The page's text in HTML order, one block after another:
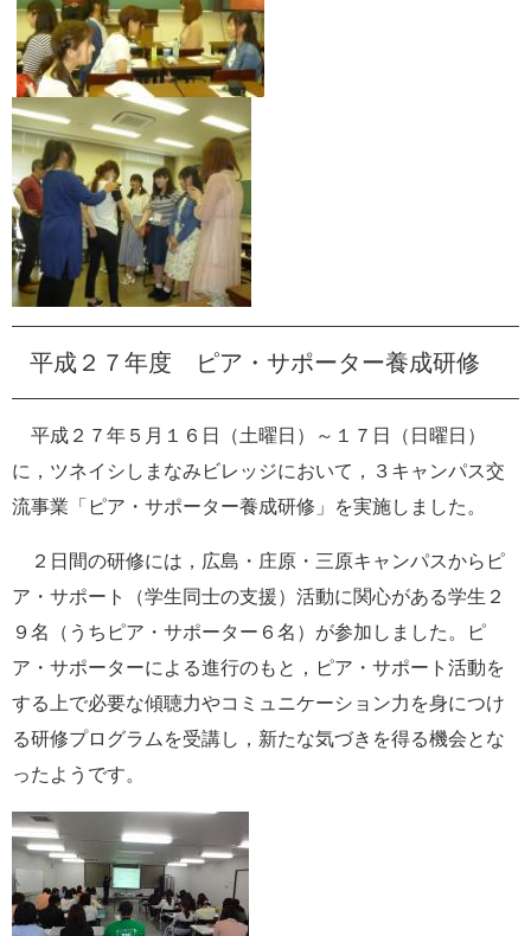
平成２７年度 ピア・サポーター養成研修
平成２７年５月１６日（土曜日）～１７日（日曜日）
に，ツネイシしまなみビレッジにおいて，３キャンパス交
流事業「ピア・サポーター養成研修」を実施しました。
２日間の研修には，広島・庄原・三原キャンパスからピ
ア・サポート（学生同士の支援）活動に関心がある学生２
９名（うちピア・サポーター６名）が参加しました。ピ
ア・サポーターによる進行のもと，ピア・サポート活動を
する上で必要な傾聴力やコミュニケーション力を身につけ
る研修プログラムを受講し，新たな気づきを得る機会とな
ったようです。